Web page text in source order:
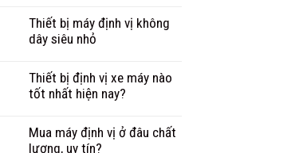
Thiết bị máy định vị không
dây siêu nhỏ
Thiết bị định vị xe máy nào
tốt nhất hiện nay?
Mua máy định vị ở đâu chất
lượng, uy tín?